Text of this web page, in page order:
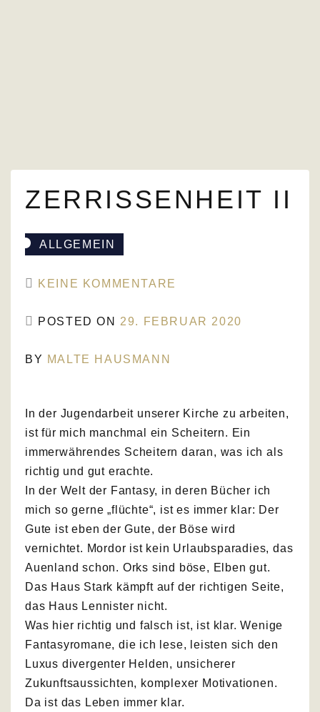
ZERRISSENHEIT II
ALLGEMEIN
KEINE KOMMENTARE
II
POSTED ON 29. FEBRUAR 2020
BY MALTE HAUSMANN
In der Jugendarbeit unserer Kirche zu arbeiten,
ist für mich manchmal ein Scheitern. Ein
immerwährendes Scheitern daran, was ich als
richtig und gut erachte.
In der Welt der Fantasy, in deren Bücher ich
mich so gerne „flüchte“, ist es immer klar: Der
Gute ist eben der Gute, der Böse wird
vernichtet. Mordor ist kein Urlaubsparadies, das
Auenland schon. Orks sind böse, Elben gut.
Das Haus Stark kämpft auf der richtigen Seite,
das Haus Lennister nicht.
Was hier richtig und falsch ist, ist klar. Wenige
Fantasyromane, die ich lese, leisten sich den
Luxus divergenter Helden, unsicherer
Zukunftsaussichten, komplexer Motivationen.
Da ist das Leben immer klar.